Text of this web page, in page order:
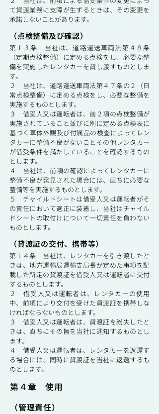
て貸渡業務に支障が生ずるときは、その変更を
承諾しないことがあります。
（点検整備及び確認）
第１３条 当社は、道路運送車両法第４８条
（定期点検整備）に定める点検をし、必要な整
備を実施したレンタカーを貸し渡すものとしま
す。
２ 当社は、道路運送車両法第４７条の２（日
常点検整備）に定める点検をし、必要な整備を
実施するものとします。
３ 借受人又は運転者は、前２項の点検整備が
実施されていること並びに別に定める点検表に
基づく車体外観及び付属品の検査によってレン
タカーに整備不良がないことその他レンタカー
が借受条件を満たしていることを確認するもの
とします。
４ 当社は、前項の確認によってレンタカーに
整備不良が発見された場合には、直ちに必要な
整備等を実施するものとします。
５ チャイルドシートは借受人又は運転者がそ
の責任において適正に装着し、当社はチャイル
ドシートの取付けについて一切責任を負わない
ものとします。
（貸渡証の交付、携帯等）
第１４条 当社は、レンタカーを引き渡したと
きは、地方運輸局運輸支局長が定めた事項を記
載した所定の貸渡証を借受人又は運転者に交付
するものとします。
２ 借受人又は運転者は、レンタカーの使用
中、前項により交付を受けた貸渡証を携帯しな
ければならないものとします。
３ 借受人又は運転者は、貸渡証を紛失したと
きは、直ちにその旨を当社に通知するものとし
ます。
４ 借受人又は運転者は、レンタカーを返還す
る場合には、同時に貸渡証を当社に返還するも
のとします。
第４章 使用
（管理責任）